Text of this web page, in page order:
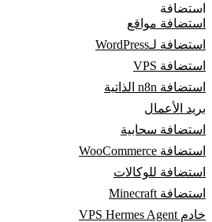
استضافة
استضافة مواقع
استضافة لـWordPress
استضافة VPS
استضافة n8n الذاتية
بريد الأعمال
استضافة سحابية
استضافة WooCommerce
استضافة للوكالات
استضافة Minecraft
خادم VPS Hermes Agent